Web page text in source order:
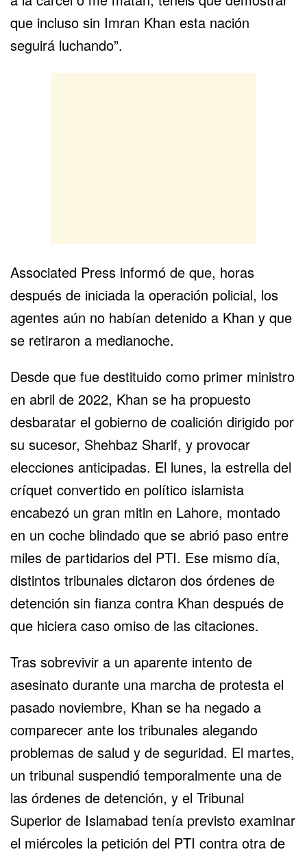
que incluso sin Imran Khan esta nación
seguirá luchando”.
Associated Press informó de que, horas
después de iniciada la operación policial, los
agentes aún no habían detenido a Khan y que
se retiraron a medianoche.
Desde que fue destituido como primer ministro
en abril de 2022, Khan se ha propuesto
desbaratar el gobierno de coalición dirigido por
su sucesor, Shehbaz Sharif, y provocar
elecciones anticipadas. El lunes, la estrella del
críquet convertido en político islamista
encabezó un gran mitin en Lahore, montado
en un coche blindado que se abrió paso entre
miles de partidarios del PTI. Ese mismo día,
distintos tribunales dictaron dos órdenes de
detención sin fianza contra Khan después de
que hiciera caso omiso de las citaciones.
Tras sobrevivir a un aparente intento de
asesinato durante una marcha de protesta el
pasado noviembre, Khan se ha negado a
comparecer ante los tribunales alegando
problemas de salud y de seguridad. El martes,
un tribunal suspendió temporalmente una de
las órdenes de detención, y el Tribunal
Superior de Islamabad tenía previsto examinar
el miércoles la petición del PTI contra otra de